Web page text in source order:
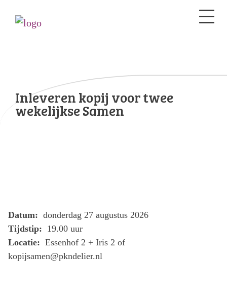
Inleveren kopij voor twee
wekelijkse Samen
Datum: donderdag 27 augustus 2026
Tijdstip: 19.00 uur
Locatie: Essenhof 2 + Iris 2 of
kopijsamen@pkndelier.nl